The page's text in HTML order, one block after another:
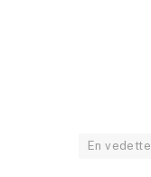
En vedette